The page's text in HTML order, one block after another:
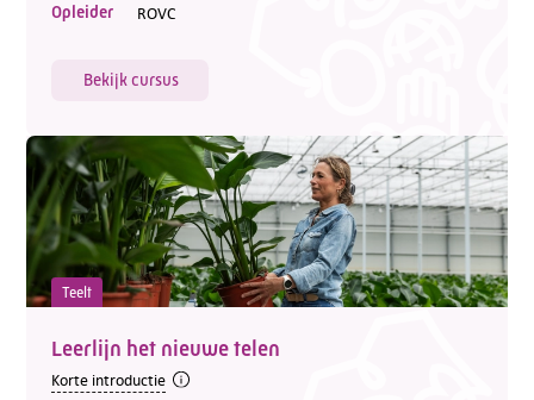
Opleider ROVC
Bekijk cursus
Teelt
Leerlijn het nieuwe telen
Korte introductie